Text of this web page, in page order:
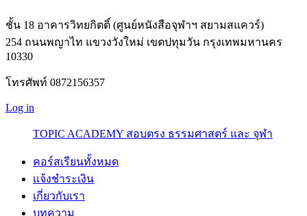
ชั้น 18 อาคารวิทยกิตติ์ (ศูนย์หนังสือจุฬาฯ สยามสแควร์)
254 ถนนพญาไท แขวงวังใหม่ เขตปทุมวัน กรุงเทพมหานคร
10330
โทรศัพท์ 0872156357
Log in
TOPIC ACADEMY สอบตรง ธรรมศาสตร์ และ จุฬา
คอร์สเรียนทั้งหมด
แจ้งชำระเงิน
เกี่ยวกับเรา
บทความ